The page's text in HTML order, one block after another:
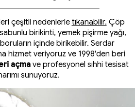
çeşitli nedenlerle tıkanabilir. Çöp
birikinti, yemek pişirme yağı,
içinde birikebilir. Serdar
hizmet veriyoruz ve 1998'den beri
açma ve profesyonel sıhhi tesisat
sunuyoruz.